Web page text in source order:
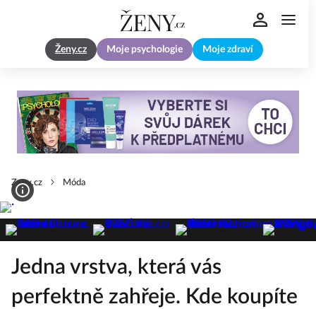
Ženy.cz Moje psychologie Moje zdraví
Zeny.cz Móda
Jedna vrstva, která vás
perfektně zahřeje. Kde koupíte